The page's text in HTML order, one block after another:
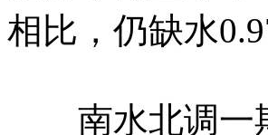
相比，仍缺水
南水北调一期